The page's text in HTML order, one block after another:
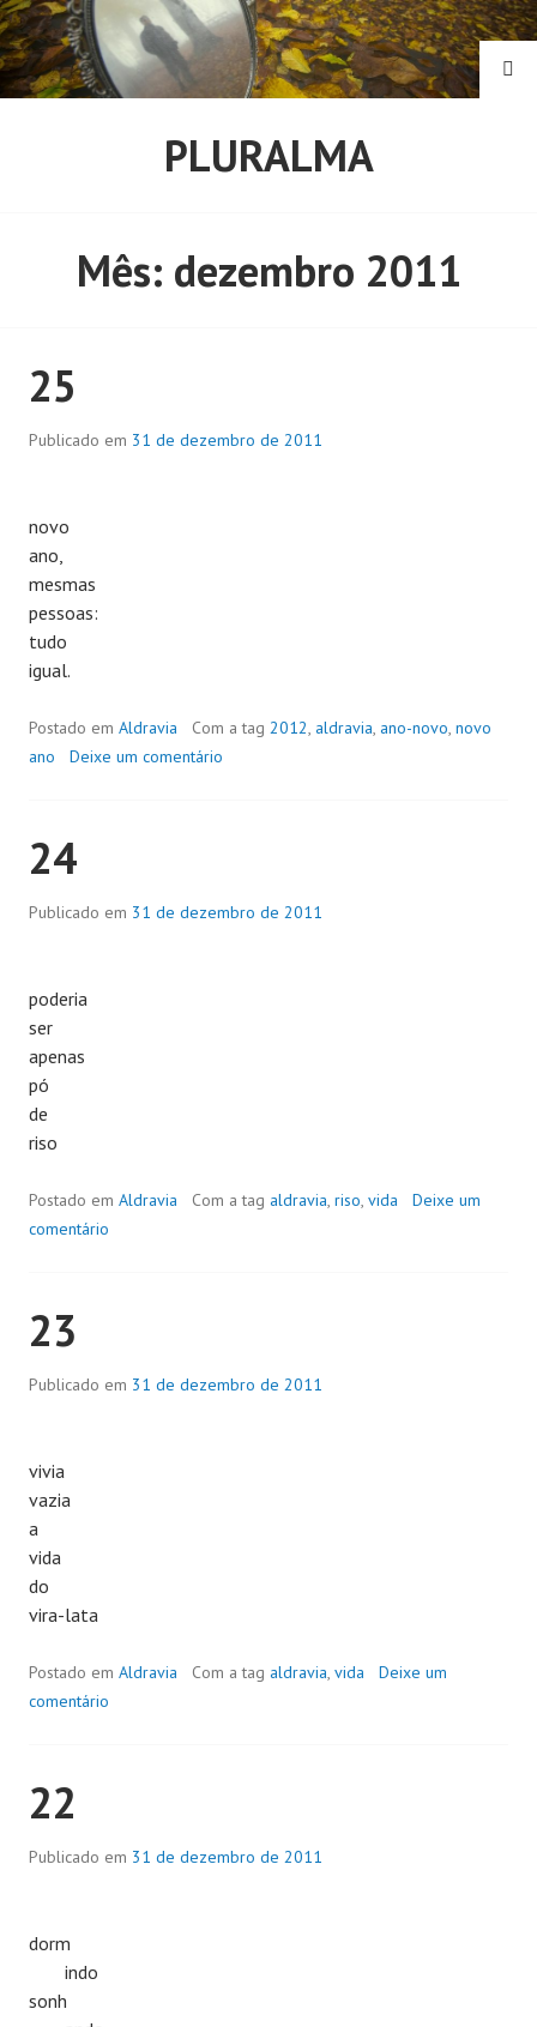
Pular
para
o
conteúdo
PLURALMA
Mês: dezembro 2011
25
Publicado em 31 de dezembro de 2011
novo
ano,
mesmas
pessoas:
tudo
igual.
Postado em Aldravia Com a tag 2012, aldravia, ano-novo, novo
ano
Deixe um comentário
24
Publicado em 31 de dezembro de 2011
poderia
ser
apenas
pó
de
riso
Postado em Aldravia Com a tag aldravia, riso, vida
Deixe um
comentário
23
Publicado em 31 de dezembro de 2011
vivia
vazia
a
vida
do
vira-lata
Postado em Aldravia Com a tag aldravia, vida
Deixe um
comentário
22
Publicado em 31 de dezembro de 2011
dorm
indo
sonh